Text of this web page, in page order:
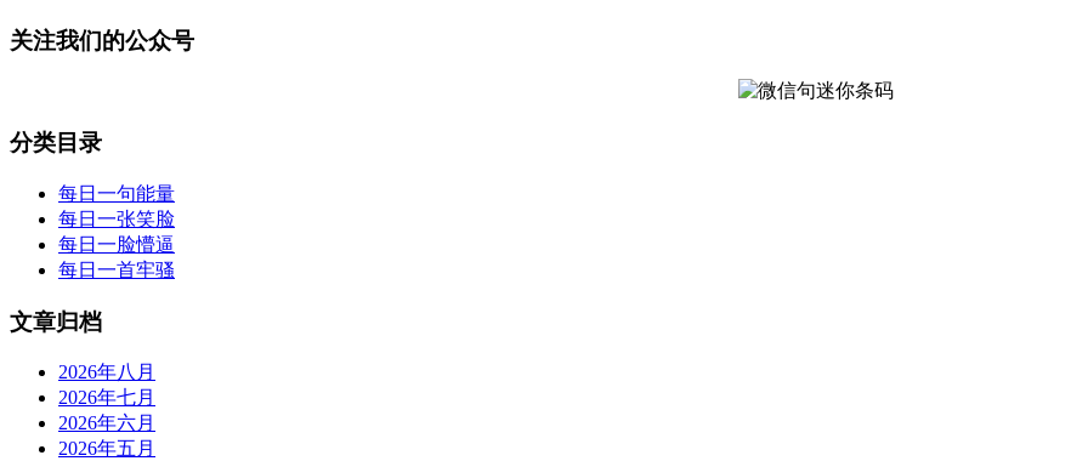
关注我们的公众号
分类目录
每日一句能量
每日一张笑脸
每日一脸懵逼
每日一首牢骚
文章归档
2026年八月
2026年七月
2026年六月
2026年五月